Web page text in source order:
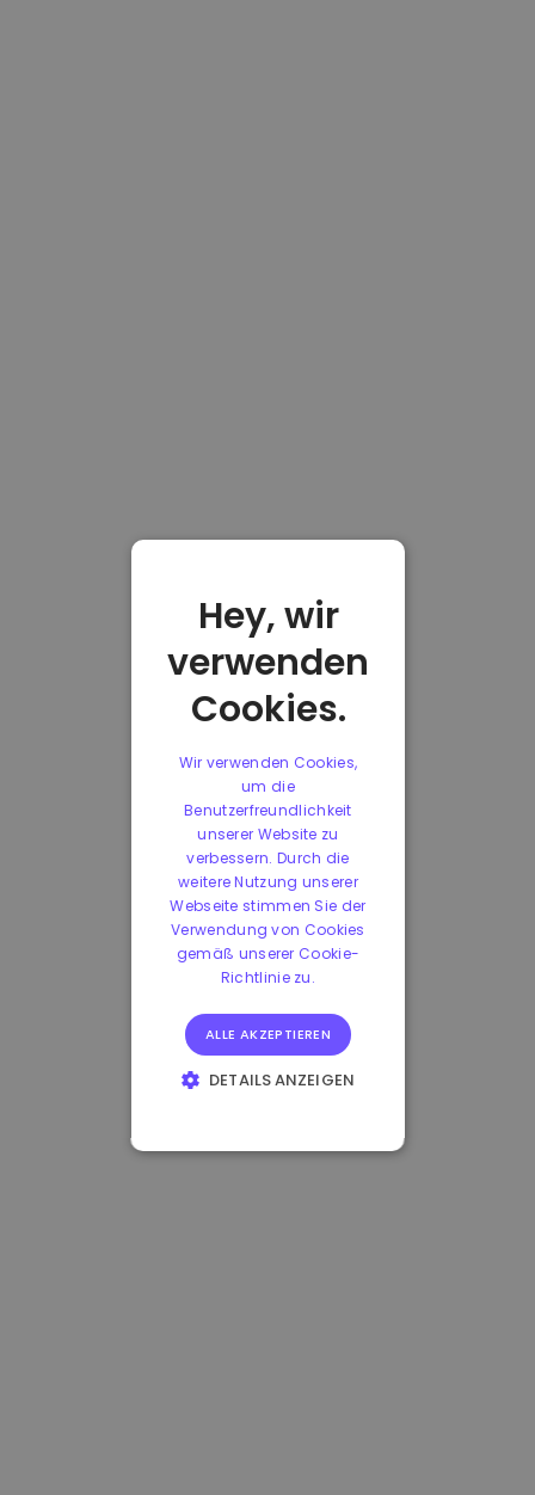
Hey, wir
verwenden
Cookies.
Wir verwenden Cookies,
um die
Benutzerfreundlichkeit
unserer Website zu
verbessern. Durch die
weitere Nutzung unserer
Webseite stimmen Sie der
Verwendung von Cookies
gemäß unserer Cookie-
Richtlinie zu.
ALLE AKZEPTIEREN
DETAILS ANZEIGEN